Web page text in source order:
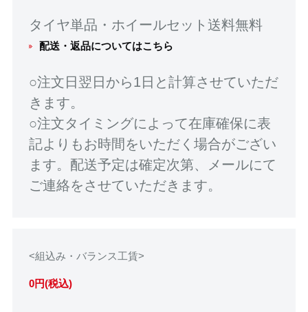
タイヤ単品・ホイールセット送料無料
配送・返品についてはこちら
○注文日翌日から1日と計算させていただ
きます。
○注文タイミングによって在庫確保に表
記よりもお時間をいただく場合がござい
ます。配送予定は確定次第、メールにて
ご連絡をさせていただきます。
<組込み・バランス工賃>
0円(税込)